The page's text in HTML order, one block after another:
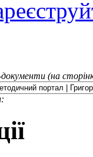
(на